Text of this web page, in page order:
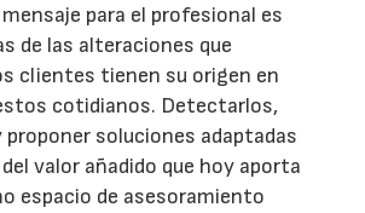
para el profesional es
de las alteraciones que
clientes tienen su origen en
cotidianos. Detectarlos,
proponer soluciones adaptadas
valor añadido que hoy aporta
espacio de asesoramiento